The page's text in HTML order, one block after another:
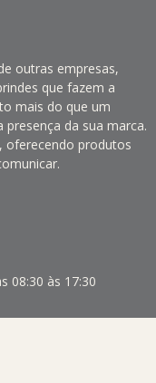
outras empresas,
que fazem a
mais do que um
da sua marca.
oferecendo produtos
08:30 às 17:30